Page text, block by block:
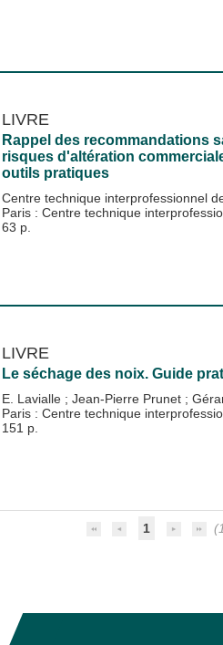
LIVRE
Rappel des recommandations
risques d'altération
outils pratiques
Centre technique interprofessionnel
Paris : Centre technique
63 p.
LIVRE
Le séchage des noix. Guide
E. Lavialle ; Jean-Pierre Prunet ;
Paris : Centre technique
151 p.
1